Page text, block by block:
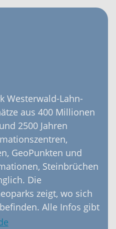
Westerwald-Lahn-
aus 400 Millionen
2500 Jahren
GeoPunkten und
Steinbrüchen
Die
zeigt, wo sich
Alle Infos gibt